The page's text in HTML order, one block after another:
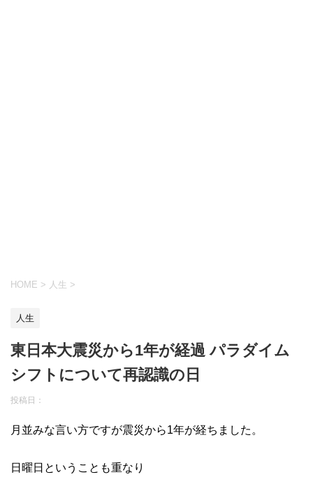
HOME > 人生 >
人生
東日本大震災から1年が経過 パラダイム
シフトについて再認識の日
投稿日：
月並みな言い方ですが震災から1年が経ちました。
日曜日ということも重なり